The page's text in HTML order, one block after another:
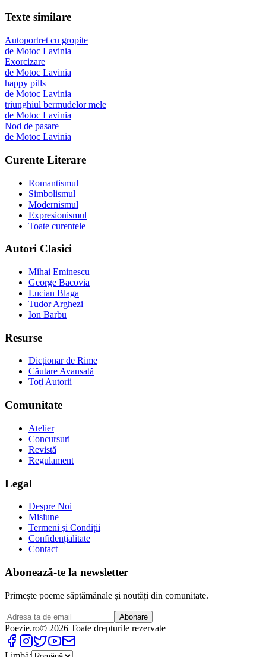
Texte similare
Autoportret cu gropite
de Motoc Lavinia
Exorcizare
de Motoc Lavinia
happy pills
de Motoc Lavinia
triunghiul bermudelor mele
de Motoc Lavinia
Nod de pasare
de Motoc Lavinia
Curente Literare
Romantismul
Simbolismul
Modernismul
Expresionismul
Toate curentele
Autori Clasici
Mihai Eminescu
George Bacovia
Lucian Blaga
Tudor Arghezi
Ion Barbu
Resurse
Dicționar de Rime
Căutare Avansată
Toți Autorii
Comunitate
Atelier
Concursuri
Revistă
Regulament
Legal
Despre Noi
Misiune
Termeni și Condiții
Confidențialitate
Contact
Abonează-te la newsletter
Primește poeme săptămânale și noutăți din comunitate.
Abonare
Poezie.ro© 2026 Toate drepturile rezervate